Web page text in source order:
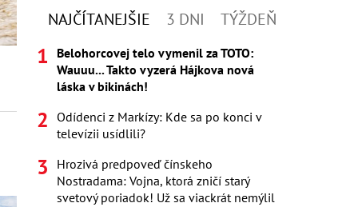
NAJČÍTANEJŠIE 3 DNI TÝŽDEŇ
Belohorcovej telo vymenil za TOTO:
Wauuu... Takto vyzerá Hájkova nová
láska v bikinách!
Odídenci z Markízy: Kde sa po konci v
televízii usídlili?
Hrozivá predpoveď čínskeho
Nostradama: Vojna, ktorá zničí starý
svetový poriadok! Už sa viackrát nemýlil